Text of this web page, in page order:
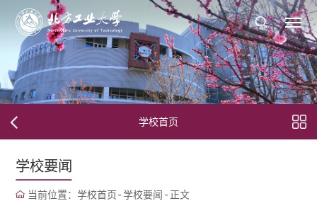
学校首页
学校要闻
当前位置： 学校首页-学校要闻 -正文